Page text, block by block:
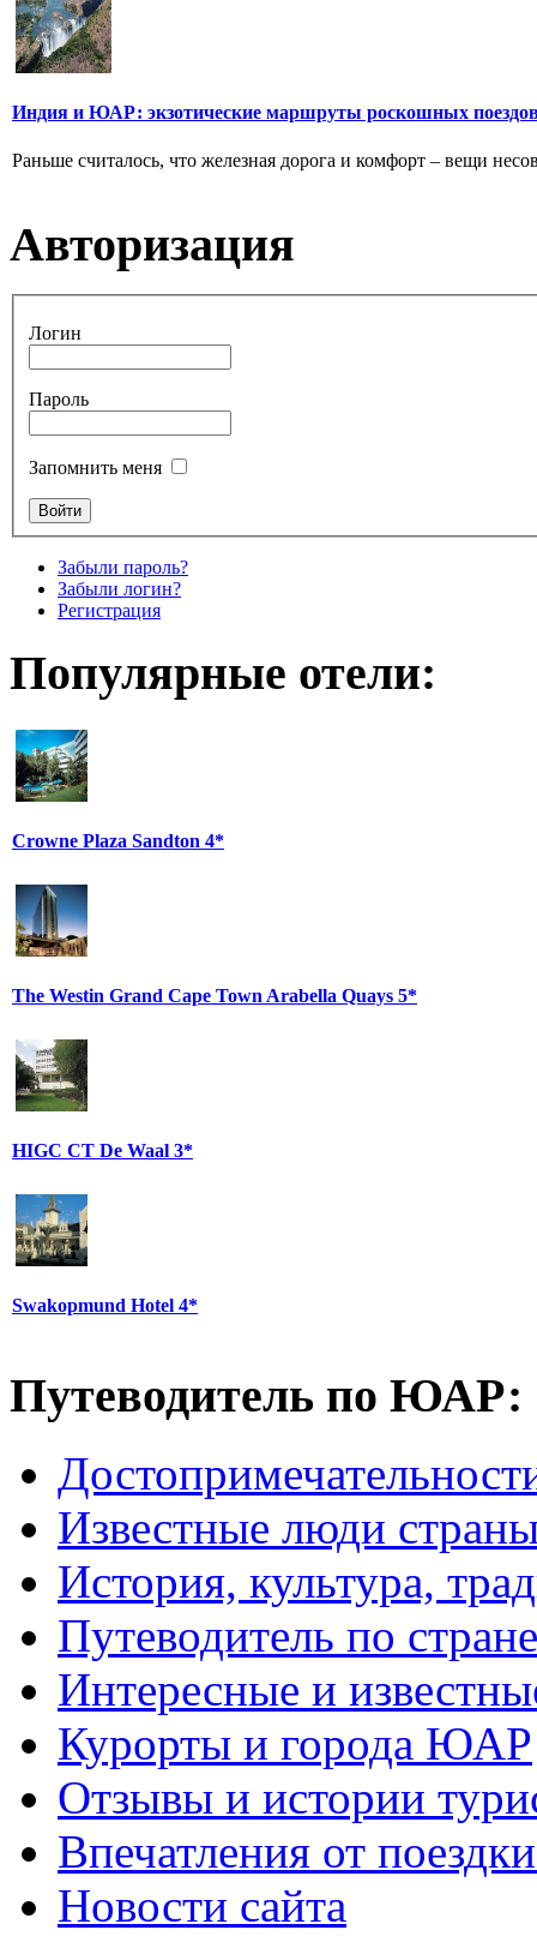
Индия и ЮАР: экзотические маршруты роскошных
Раньше считалось, что железная дорога и комфорт – вещи
Авторизация
Логин
Пароль
Запомнить меня
Забыли пароль?
Забыли логин?
Регистрация
Популярные отели:
Crowne Plaza Sandton 4*
The Westin Grand Cape Town Arabella Quays 5*
HIGC CT De Waal 3*
Swakopmund Hotel 4*
Путеводитель по ЮАР:
Известные люди
История, культура,
Путеводитель по стране
Интересные и
Курорты и города ЮАР
Отзывы и истории
Впечатления от
Новости сайта